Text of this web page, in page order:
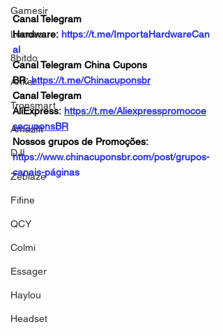
Gamesir
Lenovo
8bitdo
Anker
Tronsmart
Amazfit
DJI
Zeblaze
Fifine
QCY
Colmi
Essager
Haylou
Headset
Canal Telegram
Hardware: https://t.me/ImportaHardwareCan
al
Canal Telegram China Cupons
BR: https://t.me/Chinacuponsbr
Canal Telegram
AliExpress: https://t.me/Aliexpresspromocoe
secuponsBR
Nossos grupos de Promoções:
https://www.chinacuponsbr.com/post/grupos-
canais-páginas